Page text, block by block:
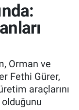
Orman ve
Fethi Gürer,
araçlarını
olduğunu